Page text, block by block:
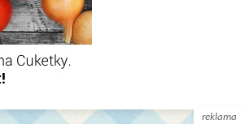
reklama